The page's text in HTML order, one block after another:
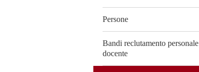
Persone
Bandi reclutamento personale
docente